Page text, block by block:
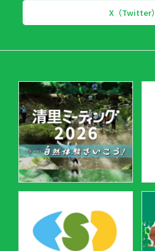
X（Twitter）